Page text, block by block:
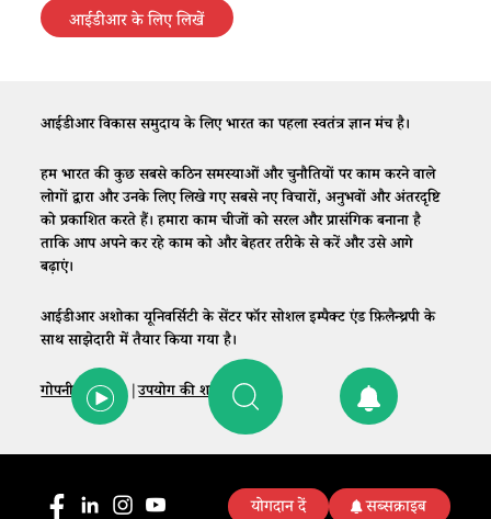
आईडीआर के लिए लिखें
आईडीआर विकास समुदाय के लिए भारत का पहला स्वतंत्र ज्ञान मंच है।
हम भारत की कुछ सबसे कठिन समस्याओं और चुनौतियों पर काम करने वाले
लोगों द्वारा और उनके लिए लिखे गए सबसे नए विचारों, अनुभवों और अंतरदृष्टि
को प्रकाशित करते हैं। हमारा काम चीजों को सरल और प्रासंगिक बनाना है
ताकि आप अपने कर रहे काम को और बेहतर तरीके से करें और उसे आगे
बढ़ाएं।
आईडीआर अशोका यूनिवर्सिटी के सेंटर फॉर सोशल इम्पैक्ट एंड फ़िलैन्थ्रपी के
साथ साझेदारी में तैयार किया गया है।
गोपनीयता नीति|उपयोग की शर्तें |संपर्क
योगदान दें सब्सक्राइब